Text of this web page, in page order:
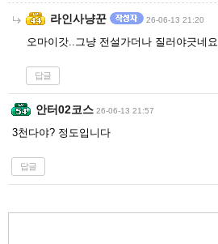
라인사냥꾼 26-06-13 21:20
오마이갓..그냥 전설가더나 질러야긋네요
답글
안터02코스 26-06-13 21:57
3천다야? 정도입니다
답글